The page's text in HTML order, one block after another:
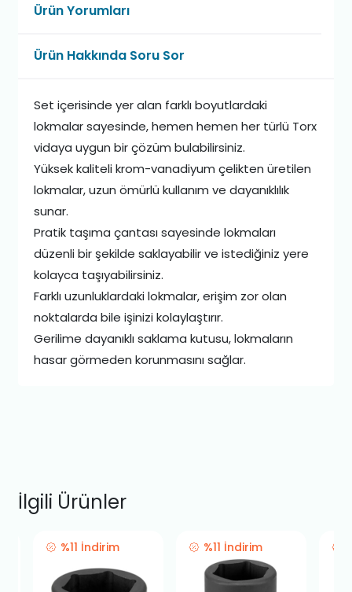
Ürün Yorumları
Ürün Hakkında Soru Sor
Set içerisinde yer alan farklı boyutlardaki
lokmalar sayesinde, hemen hemen her türlü Torx
vidaya uygun bir çözüm bulabilirsiniz.
Yüksek kaliteli krom-vanadiyum çelikten üretilen
lokmalar, uzun ömürlü kullanım ve dayanıklılık
sunar.
Pratik taşıma çantası sayesinde lokmaları
düzenli bir şekilde saklayabilir ve istediğiniz yere
kolayca taşıyabilirsiniz.
Farklı uzunluklardaki lokmalar, erişim zor olan
noktalarda bile işinizi kolaylaştırır.
Gerilime dayanıklı saklama kutusu, lokmaların
hasar görmeden korunmasını sağlar.
İlgili Ürünler
%11 İndirim %11 İndirim